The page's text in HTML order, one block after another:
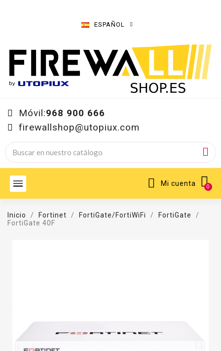
ESPAÑOL
Móvil:968 900 666
firewallshop@utopiux.com
Mi cuenta
Inicio Fortinet FortiGate/FortiWiFi
FortiGate
FortiGate 40F